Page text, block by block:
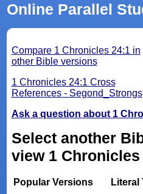
Online Parallel
Compare 1 Chronicles 24:1 in
other Bible versions
1 Chronicles 24:1 Cross
References - Segond_Strongs
Ask a question about 1
Select another
view 1 Chronicles
Popular Versions
Literal